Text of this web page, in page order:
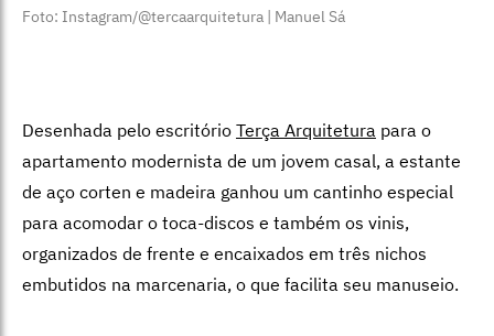
Foto: Instagram/@tercaarquitetura | Manuel Sá
Desenhada pelo escritório Terça Arquitetura para o
apartamento modernista de um jovem casal, a estante
de aço corten e madeira ganhou um cantinho especial
para acomodar o toca-discos e também os vinis,
organizados de frente e encaixados em três nichos
embutidos na marcenaria, o que facilita seu manuseio.